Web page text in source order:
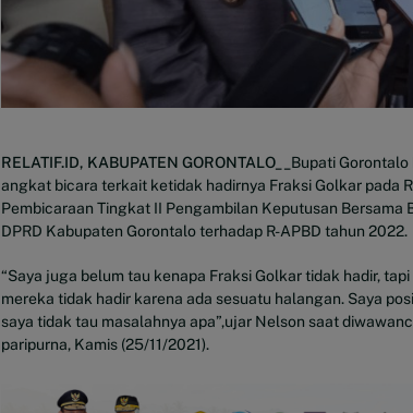
RELATIF.ID, KABUPATEN GORONTALO__ Bupati
angkat bicara terkait ketidak hadirnya Fraksi Golkar pada
Pembicaraan Tingkat II Pengambilan Keputusan Bersama
DPRD Kabupaten Gorontalo terhadap R-APBD tahun 2022.
“Saya juga belum tau kenapa Fraksi Golkar tidak hadir,
mereka tidak hadir karena ada sesuatu halangan. Saya
saya tidak tau masalahnya apa”,ujar Nelson saat
paripurna, Kamis (25/11/2021).